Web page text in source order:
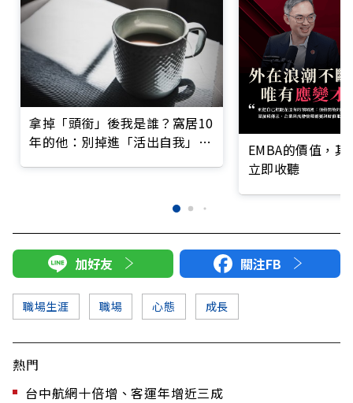
拿掉「頭銜」後我是誰？窩居10
年的他：別掉進「活出自我」的
EMBA的價值，
立即收聽
加好友 關注FB
職場生涯 職場 心態 成長
熱門
台中航網十倍增、客運年增近三成